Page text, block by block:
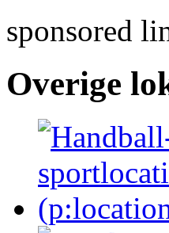
sponsored
Overige